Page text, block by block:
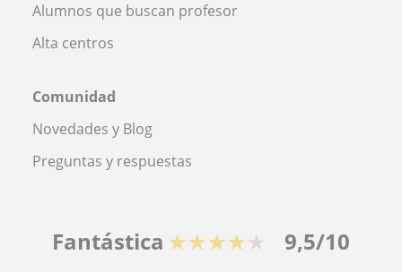
Alumnos que buscan profesor
Alta centros
Comunidad
Novedades y Blog
Preguntas y respuestas
Fantástica ★★★★★ 9,5/10